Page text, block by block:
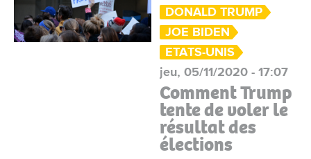
DONALD TRUMP
JOE BIDEN
ETATS-UNIS
jeu, 05/11/2020 - 17:07
Comment Trump
tente de voler le
résultat des
élections